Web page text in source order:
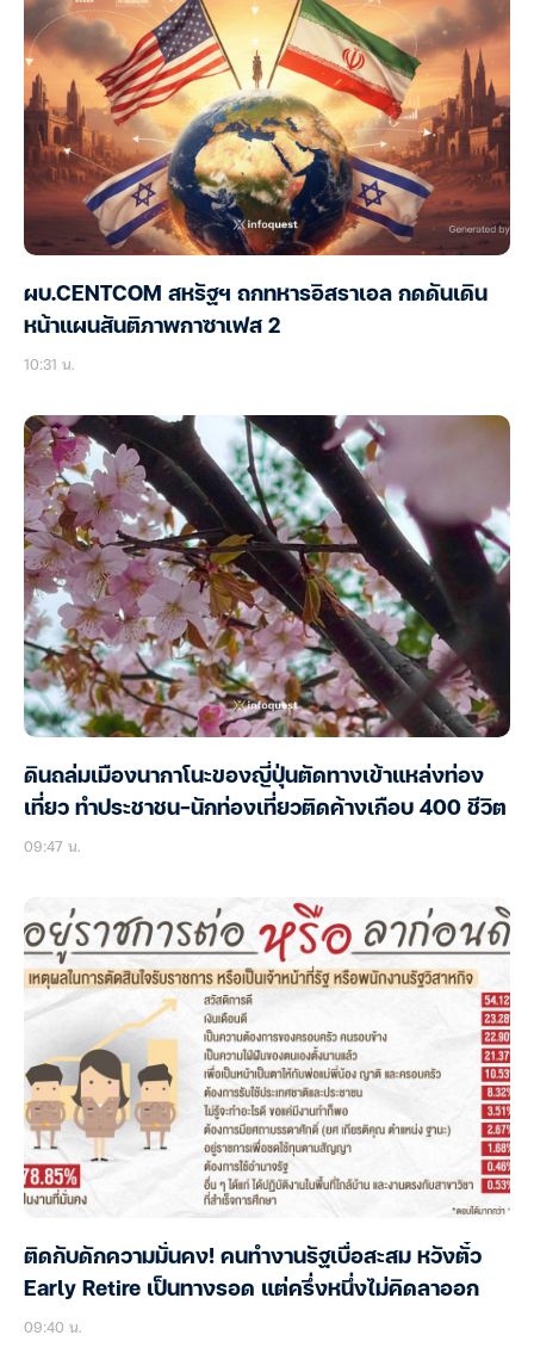
ผบ.CENTCOM สหรัฐฯ ถกทหารอิสราเอล กดดันเดิน
หน้าแผนสันติภาพกาซาเฟส 2
10:31 น.
ดินถล่มเมืองนากาโนะของญี่ปุ่นตัดทางเข้าแหล่งท่อง
เที่ยว ทำประชาชน-นักท่องเที่ยวติดค้างเกือบ 400 ชีวิต
09:47 น.
ติดกับดักความมั่นคง! คนทำงานรัฐเบื่อสะสม หวังตั๋ว
Early Retire เป็นทางรอด แต่ครึ่งหนึ่งไม่คิดลาออก
09:40 น.